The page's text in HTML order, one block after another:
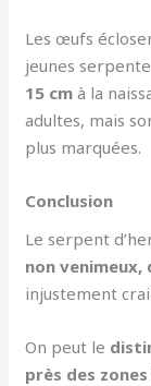
Les œufs
jeunes
15 cm à la
adultes, mais
plus marquées.
Conclusion
Le serpent
non
injustement
On peut le
près des